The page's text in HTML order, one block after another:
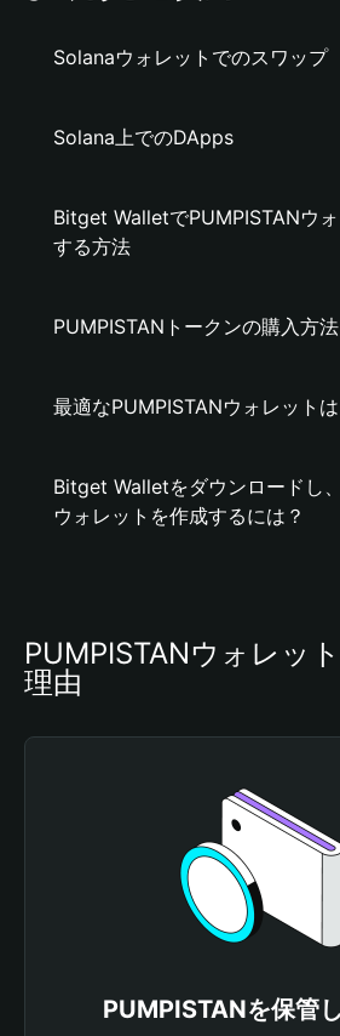
Solanaウォレットでのスワップ
Solana上でのDApps
Bitget WalletでPUMPISTANウ
する方法
PUMPISTANトークンの購入方法
最適なPUMPISTANウォレットは
Bitget Walletをダウンロードし
ウォレットを作成するには？
PUMPISTANウォレッ
理由
PUMPISTANを保管